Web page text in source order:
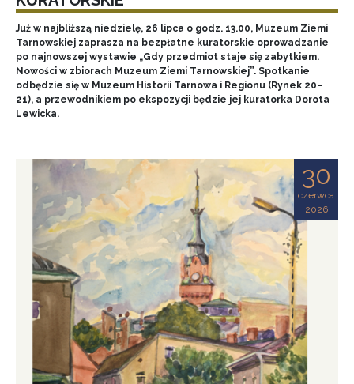
Już w najbliższą niedzielę, 26 lipca o godz. 13.00, Muzeum Ziemi
Tarnowskiej zaprasza na bezpłatne kuratorskie oprowadzanie
po najnowszej wystawie „Gdy przedmiot staje się zabytkiem.
Nowości w zbiorach Muzeum Ziemi Tarnowskiej”. Spotkanie
odbędzie się w Muzeum Historii Tarnowa i Regionu (Rynek 20–
21), a przewodnikiem po ekspozycji będzie jej kuratorka Dorota
Lewicka.
30
czerwca
2026